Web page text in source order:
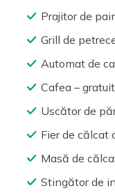
Prajitor de
Grill de
Automat de
Cafea –
Uscător de
Fier de călcat
Masă de
Stingător de